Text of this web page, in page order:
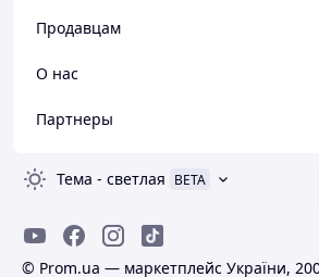
Продавцам
О нас
Партнеры
Тема - светлая BETA
© Prom.ua — маркетплейс України,